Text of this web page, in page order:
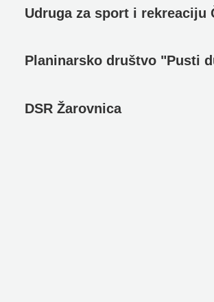
Udruga za sport i rekreaciju
Planinarsko društvo "Pusti
DSR Žarovnica